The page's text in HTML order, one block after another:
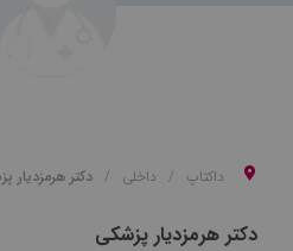
داکتاپ داخلی دکتر هرمزدیار
دکتر هرمزدیار پزشکی